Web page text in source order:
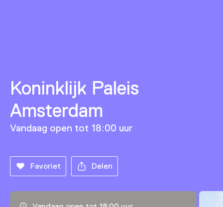
Koninklijk Paleis
Amsterdam
Vandaag open tot 18:00 uur
Favoriet Delen